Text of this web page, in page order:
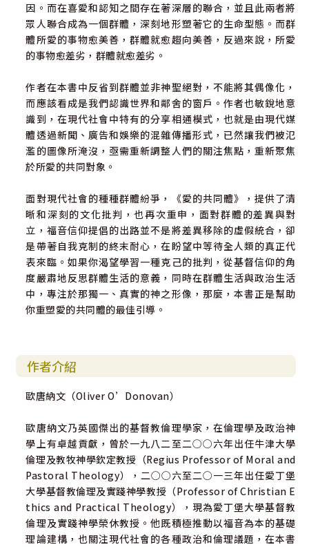
因。而在喜愛和認知之間存在著深層的聯合，並且此兩者將
眾人聯合成為一個群體，深刻地形塑著它的生命型態。而群
體所愛的事物愈美善，群體就愈趨向美善，反過來說，所愛
的事物愈差劣，群體就愈差劣。
作者在本書中反省到群體並非神聖絕對，不能將其偶像化，
而應該看成是我們認識世界和鄰舍的窗戶。作者也敏銳地意
識到，在現代社會中特有的分享相通模式，也就是由現代媒
體透過新聞、廣告和娛樂的混雜傳播形式，已然讓我們被氾
濫的圖像所淹沒，亟需重新調整人們的關注焦點，重新聚焦
於所愛的共同對象。
面對現代社會的種種群體紛爭，《愛的共同體》，提供了清
晰和深刻的文化批判，也再次重申，面對群體的差異與對
立，福音信仰提倡的出路並不是將差異移除的虛假統合，卻
是帶著自我克制的終末耐心，在盼望中等待全人類的真正代
表來臨。如果你渴望學習一種克己的批判，從基督信仰的角
度嚴肅地反思群體生活的意義，同時在群體生活與政治生活
中，專注於那獨一、真實的神之形像，那麼，本書正是幫助
你重塑愛的共同體的最佳引導。
作者介紹
歐唐納文（Oliver O’Donovan）
歐唐納文乃英國傑出的基督教倫理學家，在倫理學及政治神
學上有卓越貢獻，曾於一九八二至二○○六年出任牛津大學
倫理及教牧神學欽定教授（Regius Professor of Moral and
Pastoral Theology），二○○六至二○一三年出任愛丁堡
大學基督教倫理及實踐神學教授（Professor of Christian E
thics and Practical Theology），現為愛丁堡大學基督教
倫理及實踐神學榮休教授。他既積極推動以福音為本的基礎
理論建構，也關注現代社會的各種政治和倫理議題，在本書